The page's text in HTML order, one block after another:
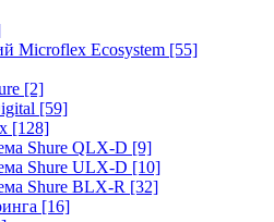
Microflex Ecosystem [55]
[2]
[59]
[128]
Shure QLX-D [9]
Shure ULX-D [10]
Shure BLX-R [32]
[16]